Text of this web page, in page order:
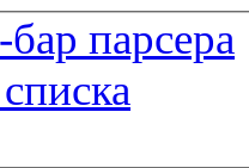
парсера